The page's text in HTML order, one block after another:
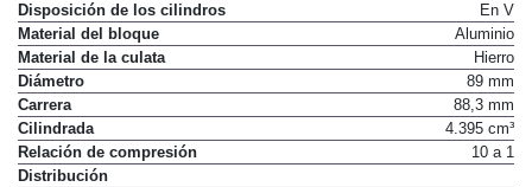
Disposición de los cilindros
En V
Material del bloque
Aluminio
Material de la culata
Hierro
Diámetro
89 mm
Carrera
88,3 mm
Cilindrada
4.395 cm³
Relación de compresión
10 a 1
Distribución